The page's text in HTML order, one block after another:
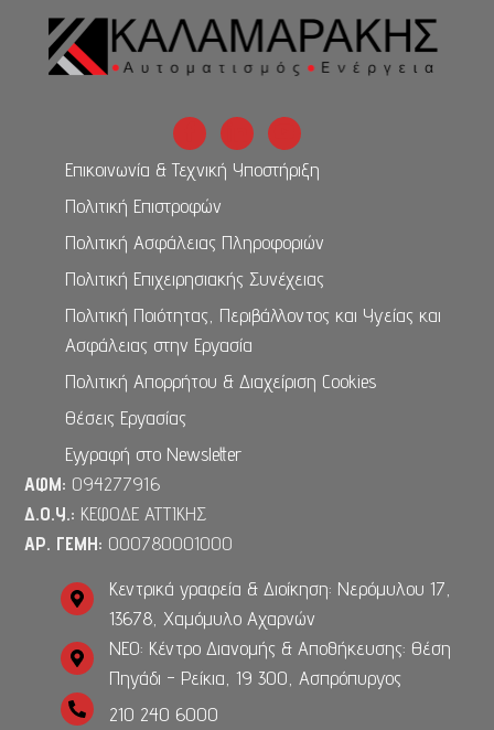
Επικοινωνία & Τεχνική Υποστήριξη
Πολιτική Επιστροφών
Πολιτική Ασφάλειας Πληροφοριών
Πολιτική Επιχειρησιακής Συνέχειας
Πολιτική Ποιότητας, Περιβάλλοντος και Υγείας και
Ασφάλειας στην Εργασία
Πολιτική Απορρήτου & Διαχείριση Cookies
Θέσεις Εργασίας
Εγγραφή στο Newsletter
ΑΦΜ: 094277916
Δ.Ο.Υ.: ΚΕΦΟΔΕ ΑΤΤΙΚΗΣ
ΑΡ. ΓΕΜΗ: 000780001000
Κεντρικά γραφεία & Διοίκηση: Νερόμυλου 17,
13678, Χαμόμυλο Αχαρνών
ΝΕΟ: Κέντρο Διανομής & Αποθήκευσης: Θέση
Πηγάδι - Ρείκια, 19 300, Ασπρόπυργος
210 240 6000